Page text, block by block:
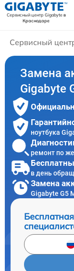
Сервисный центр Gigabyteв
Краснодаре
Сервисный
Замена
Gigabyte
ноутбука
ремонт по
в день
Замена
Gigabyte G5